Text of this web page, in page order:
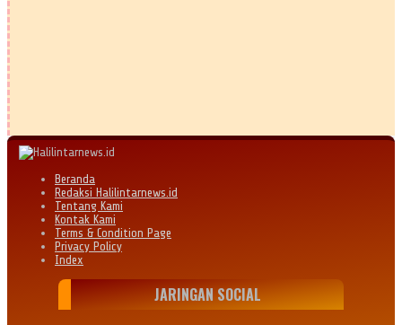
Beranda
Redaksi Halilintarnews.id
Tentang Kami
Kontak Kami
Terms & Condition Page
Privacy Policy
Index
JARINGAN SOCIAL